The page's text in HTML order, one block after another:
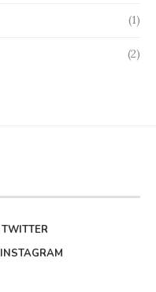
(1)
(2)
TWITTER
INSTAGRAM